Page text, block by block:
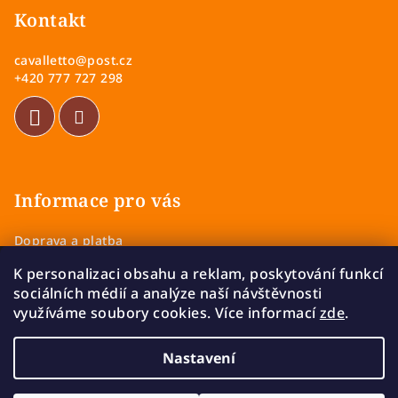
K personalizaci obsahu a reklam, poskytování funkcí
sociálních médií a analýze naší návštěvnosti
využíváme soubory cookies. Více informacízde.
Nastavení
Kontakt
cavalletto@post.cz
+420 777 727 298
Informace pro vás
Doprava a platba
Zásady ochrany osobních údajů
Vrácení a výměna zboží